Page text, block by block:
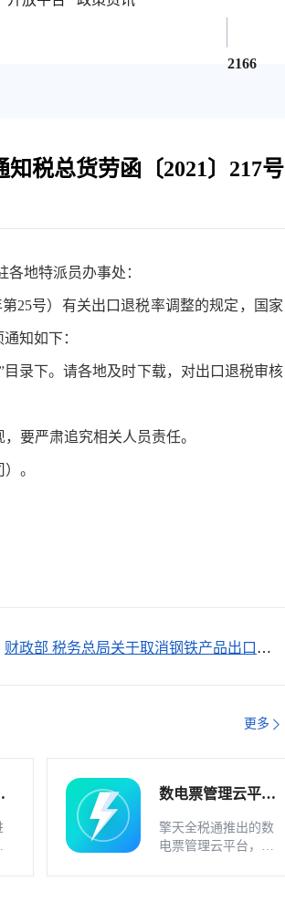
2166
税总货劳函〔2021〕217号
地特派员办事处：
25号）有关出口退税率调整的规定，国家
知如下：
目录下。请各地及时下载，对出口退税审核
要严肃追究相关人员责任。
。
财政部 税务总局关于取消钢铁产品出口退
更多
数电票管理云平台
业
擎天全税通推出的数
电票管理云平台，是